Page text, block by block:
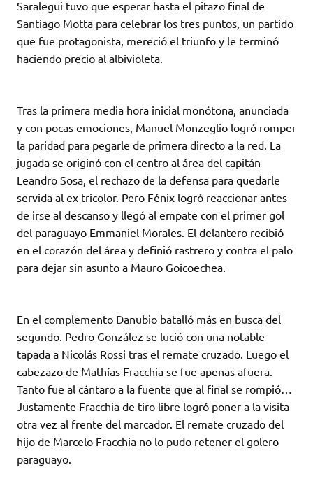
Saralegui tuvo que esperar hasta el pitazo final de
Santiago Motta para celebrar los tres puntos, un partido
que fue protagonista, mereció el triunfo y le terminó
haciendo precio al albivioleta.
Tras la primera media hora inicial monótona, anunciada
y con pocas emociones, Manuel Monzeglio logró romper
la paridad para pegarle de primera directo a la red. La
jugada se originó con el centro al área del capitán
Leandro Sosa, el rechazo de la defensa para quedarle
servida al ex tricolor. Pero Fénix logró reaccionar antes
de irse al descanso y llegó al empate con el primer gol
del paraguayo Emmaniel Morales. El delantero recibió
en el corazón del área y definió rastrero y contra el palo
para dejar sin asunto a Mauro Goicoechea.
En el complemento Danubio batalló más en busca del
segundo. Pedro González se lució con una notable
tapada a Nicolás Rossi tras el remate cruzado. Luego el
cabezazo de Mathías Fracchia se fue apenas afuera.
Tanto fue al cántaro a la fuente que al final se rompió…
Justamente Fracchia de tiro libre logró poner a la visita
otra vez al frente del marcador. El remate cruzado del
hijo de Marcelo Fracchia no lo pudo retener el golero
paraguayo.